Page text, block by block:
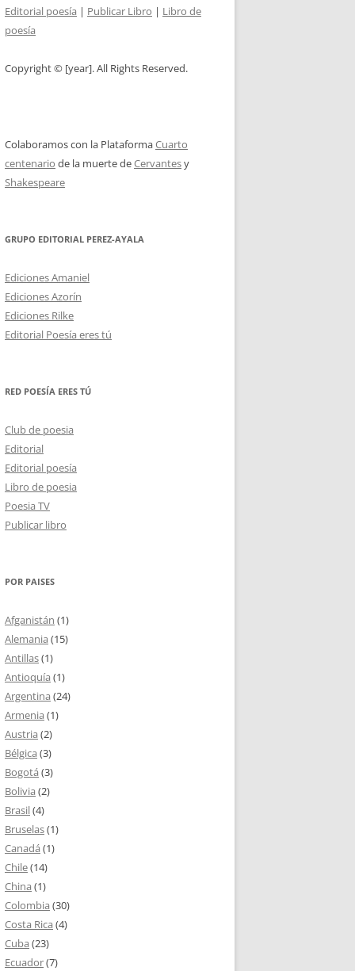
Editorial poesía | Publicar Libro | Libro de
poesía
Copyright © [year]. All Rights Reserved.
Colaboramos con la PlataformaCuarto
centenario de la muerte deCervantesy
Shakespeare
GRUPO EDITORIAL PEREZ-AYALA
Ediciones Amaniel
Ediciones Azorín
Ediciones Rilke
Editorial Poesía eres tú
RED POESÍA ERES TÚ
Club de poesia
Editorial
Editorial poesía
Libro de poesia
Poesia TV
Publicar libro
POR PAISES
Afganistán (1)
Alemania (15)
Antillas(1)
Antioquía (1)
Argentina (24)
Armenia (1)
Austria (2)
Bélgica (3)
Bogotá (3)
Bolivia (2)
Brasil(4)
Bruselas(1)
Canadá (1)
Chile(14)
China (1)
Colombia (30)
Costa Rica (4)
Cuba (23)
Ecuador(7)